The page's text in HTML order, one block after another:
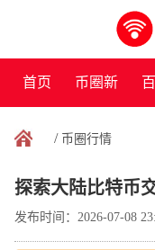
首页 币圈新
闻
/ 币圈行情
探索大陆比特币
发布时间：2026-07-08